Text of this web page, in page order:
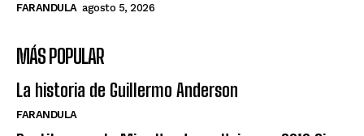
FARANDULA agosto 5, 2026
MÁS POPULAR
La historia de Guillermo Anderson
FARANDULA